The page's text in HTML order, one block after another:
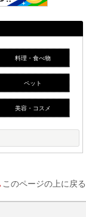
料理・食べ物
ペット
美容・コスメ
このページの上に戻る